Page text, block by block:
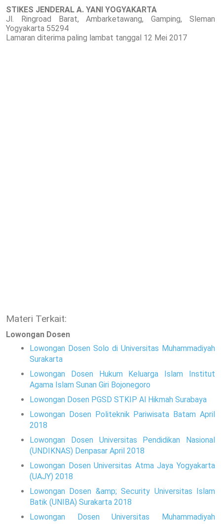
STIKES JENDERAL A. YANI YOGYAKARTA
Jl. Ringroad Barat, Ambarketawang, Gamping, Sleman
Yogyakarta 55294
Lamaran diterima paling lambat tanggal 12 Mei 2017
Materi Terkait:
Lowongan Dosen
Lowongan Dosen Solo di Universitas Muhammadiyah
Surakarta
Lowongan Dosen Hukum Keluarga Islam Institut
Agama Islam Sunan Giri Bojonegoro
Lowongan Dosen PGSD STKIP Al Hikmah Surabaya
Lowongan Dosen Politeknik Pariwisata Batam April
2018
Lowongan Dosen Universitas Pendidikan Nasional
(UNDIKNAS) Denpasar April 2018
Lowongan Dosen Universitas Atma Jaya Yogyakarta
(UAJY) 2018
Lowongan Dosen &amp; Security Universitas Islam
Batik (UNIBA) Surakarta 2018
Lowongan Dosen Universitas Muhammadiyah